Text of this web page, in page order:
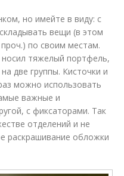
но имейте в виду: с
вещи (в этом
по своим местам.
тяжелый портфель,
две группы. Кисточки и
можно использовать
важные и
с фиксаторами. Так
отделений и не
раскрашивание обложки